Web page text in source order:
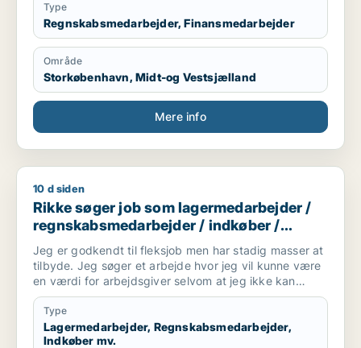
Type
Regnskabsmedarbejder, Finansmedarbejder
Område
Storkøbenhavn, Midt-og Vestsjælland
Mere info
Rikke søger job som lagermedarbejder /
10 d siden
Rikke søger job som lagermedarbejder /
regnskabsmedarbejder / indkøber /
receptionist / maskintekniker
Jeg er godkendt til fleksjob men har stadig masser at
tilbyde. Jeg søger et arbejde hvor jeg vil kunne være
en værdi for arbejdsgiver selvom at jeg ikke kan
arbejde i en fuldtidsstilling. Jeg er ikke bleg for at
prøve noget nyt og søger derfor ikke kun inde for en
bestemt branche
Type
Lagermedarbejder, Regnskabsmedarbejder,
Indkøber mv.